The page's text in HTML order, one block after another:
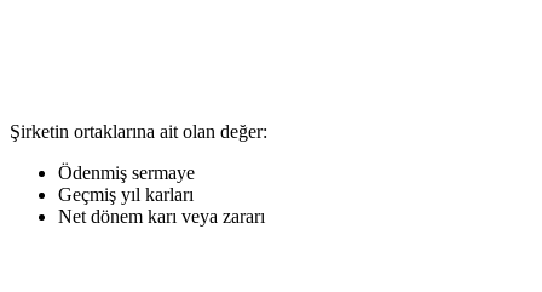
Şirketin ortaklarına ait olan değer:
Ödenmiş sermaye
Geçmiş yıl karları
Net dönem karı veya zararı